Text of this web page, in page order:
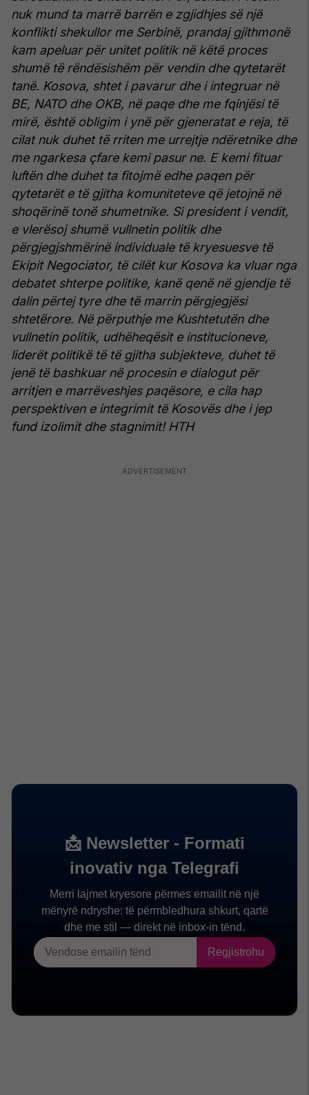
nuk mund ta marrë barrën e zgjidhjes së një
konflikti shekullor me Serbinë, prandaj gjithmonë
kam apeluar për unitet politik në këtë proces
shumë të rëndësishëm për vendin dhe qytetarët
tanë. Kosova, shtet i pavarur dhe i integruar në
BE, NATO dhe OKB, në paqe dhe me fqinjësi të
mirë, është obligim i ynë për gjeneratat e reja, të
cilat nuk duhet të rriten me urrejtje ndëretnike dhe
me ngarkesa çfare kemi pasur ne. E kemi fituar
luftën dhe duhet ta fitojmë edhe paqen për
qytetarët e të gjitha komuniteteve që jetojnë në
shoqërinë tonë shumetnike. Si president i vendit,
e vlerësoj shumë vullnetin politik dhe
përgjegjshmërinë individuale të kryesuesve të
Ekipit Negociator, të cilët kur Kosova ka vluar nga
debatet shterpe politike, kanë qenë në gjendje të
dalin përtej tyre dhe të marrin përgjegjësi
shtetërore. Në përputhje me Kushtetutën dhe
vullnetin politik, udhëheqësit e institucioneve,
liderët politikë të të gjitha subjekteve, duhet të
jenë të bashkuar në procesin e dialogut për
arritjen e marrëveshjes paqësore, e cila hap
perspektiven e integrimit të Kosovës dhe i jep
fund izolimit dhe stagnimit! HTH